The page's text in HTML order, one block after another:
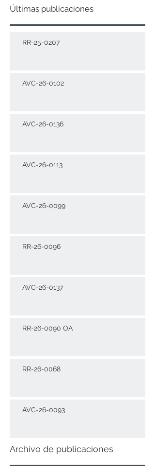
Últimas publicaciones
RR-25-0207
AVC-26-0102
AVC-26-0136
AVC-26-0113
AVC-26-0099
RR-26-0096
AVC-26-0137
RR-26-0090 OA
RR-26-0068
AVC-26-0093
Archivo de publicaciones